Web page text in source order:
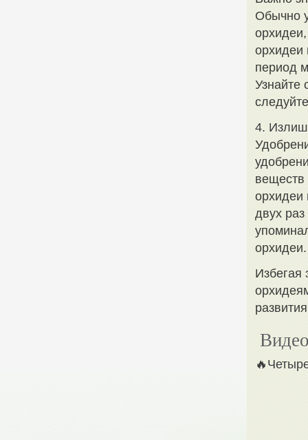
Обычно
орхидеи
период
Узнайте
4.
веществ
орхидеи
двух
орхидеи.
Избегая